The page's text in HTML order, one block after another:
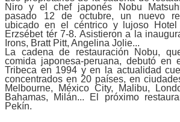
Niro y el chef japonés Nobu
pasado 12 de octubre, un nuevo
ubicado en el céntrico y lujoso
Erzsébet tér 7-8. Asistieron a la
Irons, Bratt Pitt, Angelina Jolie...
La cadena de restauración Nobu,
comida japonesa-peruana, debutó en
Tribeca en 1994 y en la actualidad
concentrados en 20 países, en
Melbourne, México City, Malibu,
Bahamas, Milán... El próximo
Pekín.